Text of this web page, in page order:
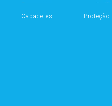
Capacetes